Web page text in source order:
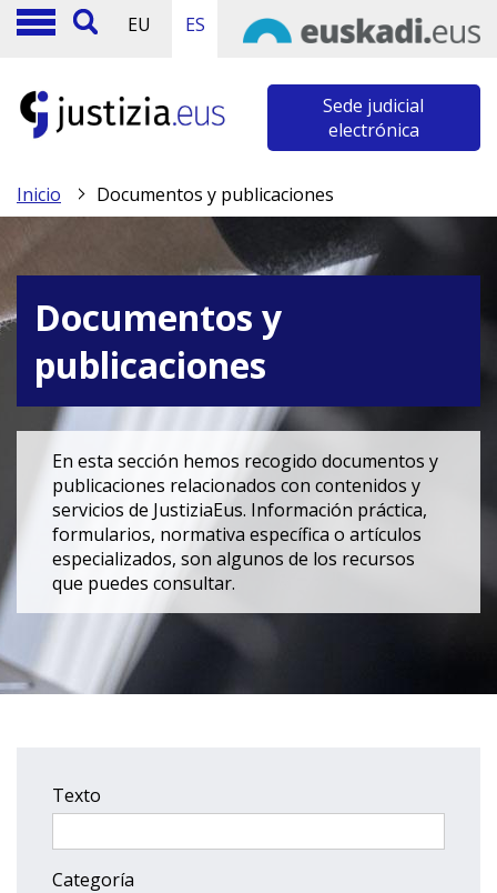
EU ES
Sede judicial
electrónica
Inicio Documentos y publicaciones
Documentos y
publicaciones
En esta sección hemos recogido documentos y
publicaciones relacionados con contenidos y
servicios de JustiziaEus. Información práctica,
formularios, normativa específica o artículos
especializados, son algunos de los recursos
que puedes consultar.
Texto
Categoría